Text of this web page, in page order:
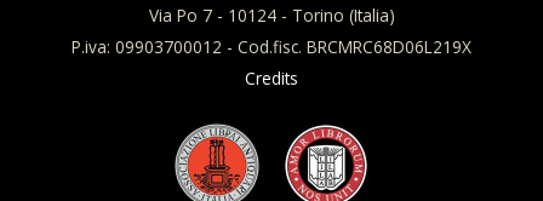
Via Po 7 - 10124 - Torino (Italia)
P.iva: 09903700012 - Cod.fisc. BRCMRC68D06L219X
Credits